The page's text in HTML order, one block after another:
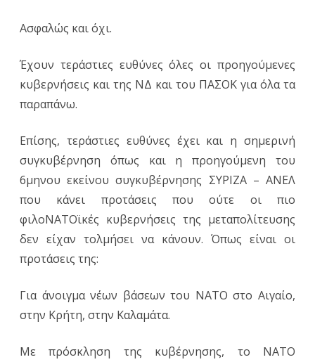
Ασφαλώς και όχι.
Έχουν τεράστιες ευθύνες όλες οι προηγούμενες
κυβερνήσεις και της ΝΔ και του ΠΑΣΟΚ για όλα τα
παραπάνω.
Επίσης, τεράστιες ευθύνες έχει και η σημερινή
συγκυβέρνηση όπως και η προηγούμενη του
6μηνου εκείνου συγκυβέρνησης ΣΥΡΙΖΑ – ΑΝΕΛ
που κάνει προτάσεις που ούτε οι πιο
φιλοΝΑΤΟϊκές κυβερνήσεις της μεταπολίτευσης
δεν είχαν τολμήσει να κάνουν. Όπως είναι οι
προτάσεις της:
Για άνοιγμα νέων βάσεων του NATO στο Αιγαίο,
στην Κρήτη, στην Καλαμάτα.
Με πρόσκληση της κυβέρνησης, το NATO